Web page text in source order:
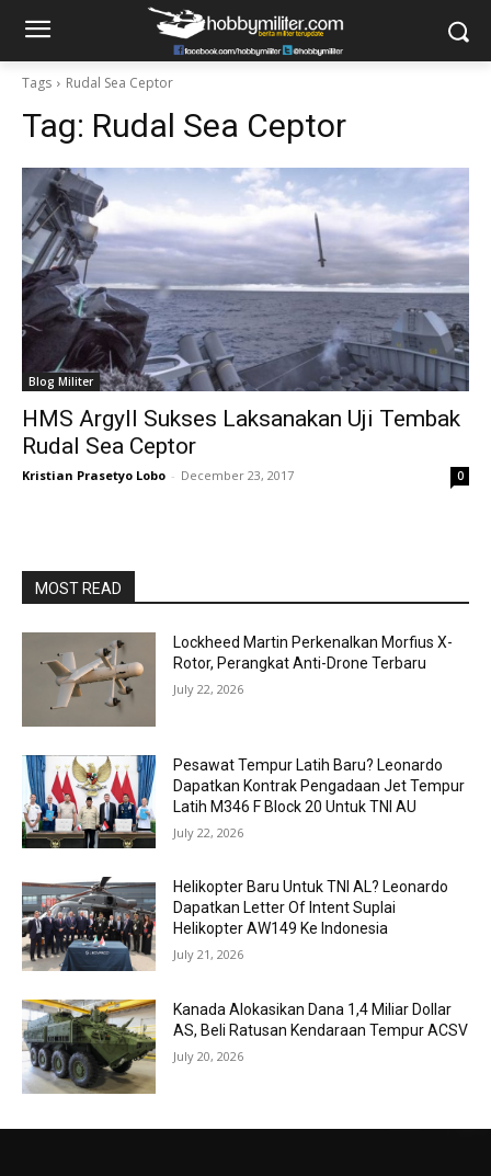
Tags Rudal Sea Ceptor
Tag: Rudal Sea Ceptor
Blog Militer
HMS Argyll Sukses Laksanakan Uji Tembak
Rudal Sea Ceptor
Kristian Prasetyo Lobo - December 23, 2017 0
MOST READ
Lockheed Martin Perkenalkan Morfius X-
Rotor, Perangkat Anti-Drone Terbaru
July 22, 2026
Pesawat Tempur Latih Baru? Leonardo
Dapatkan Kontrak Pengadaan Jet Tempur
Latih M346 F Block 20 Untuk TNI AU
July 22, 2026
Helikopter Baru Untuk TNI AL? Leonardo
Dapatkan Letter Of Intent Suplai
Helikopter AW149 Ke Indonesia
July 21, 2026
Kanada Alokasikan Dana 1,4 Miliar Dollar
AS, Beli Ratusan Kendaraan Tempur ACSV
July 20, 2026